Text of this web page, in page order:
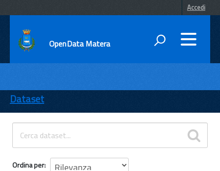
Accedi
OpenData Matera
ENTI
TEMI
INFORMAZIONI
Dataset
Ordina per